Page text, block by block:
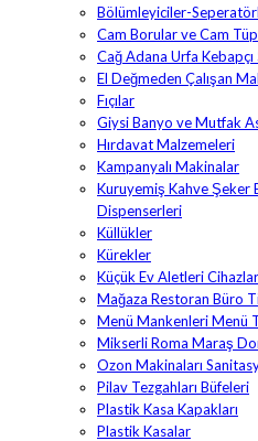
Bölümleyiciler-
Cam Borular ve Cam
Cağ Adana Urfa Kebapçı
El Değmeden Çalışan
Fıçılar
Giysi Banyo ve Mutfak
Hırdavat Malzemeleri
Kampanyalı Makinalar
Kuruyemiş Kahve Şeker
Dispenserleri
Küllükler
Kürekler
Küçük Ev Aletleri Cihazlar
Mağaza Restoran Büro
Menü Mankenleri Menü
Mikserli Roma Maraş
Ozon Makinaları
Pilav Tezgahları Büfeleri
Plastik Kasa Kapakları
Plastik Kasalar